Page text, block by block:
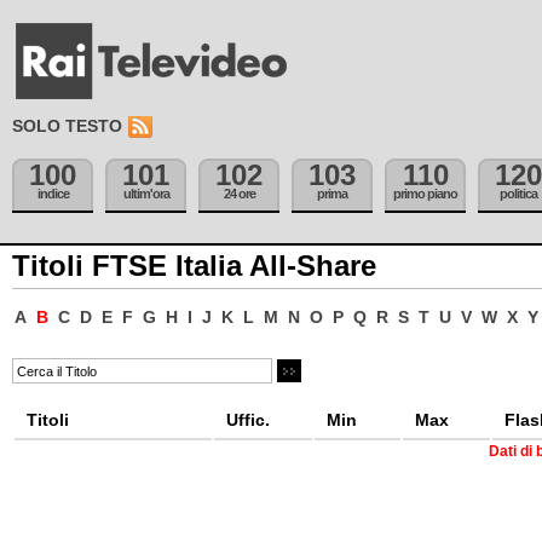
SOLO TESTO
100
indice
101
ultim'ora
102
24 ore
103
prima
110
primo piano
120
politica
Titoli FTSE Italia All-Share
A B C D E F G H I J K L M N O P Q R S T U V W X Y
Titoli Uffic. Min Max
Dati di